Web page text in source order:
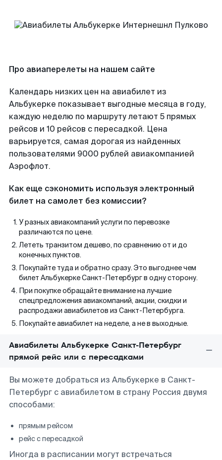
Про авиаперелеты на нашем сайте
Календарь низких цен на авиабилет из
Альбукерке показывает выгодные месяца в году,
каждую неделю по маршруту летают 5 прямых
рейсов и 10 рейсов с пересадкой. Цена
варьируется, самая дорогая из найденных
пользователями 9000 рублей авиакомпанией
Аэрофлот.
Как еще сэкономить используя электронный
билет на самолет без комиссии?
У разных авиакомпаний услуги по перевозке
различаются по цене.
Лететь транзитом дешево, по сравнению от и до
конечных пунктов.
Покупайте туда и обратно сразу. Это выгоднее чем
билет Альбукерке Санкт-Петербург в одну сторону.
При покупке обращайте внимание на лучшие
спецпредложения авиакомпаний, акции, скидки и
распродажи авиабилетов из Санкт-Петербурга.
Покупайте авиабилет на неделе, а не в выходные.
Авиабилеты Альбукерке Санкт-Петербург
прямой рейс или с пересадками
Вы можете добраться из Альбукерке в Санкт-
Петербург с авиабилетом в страну Россия двумя
способами:
прямым рейсом
рейс с пересадкой
Иногда в расписании могут встречаться